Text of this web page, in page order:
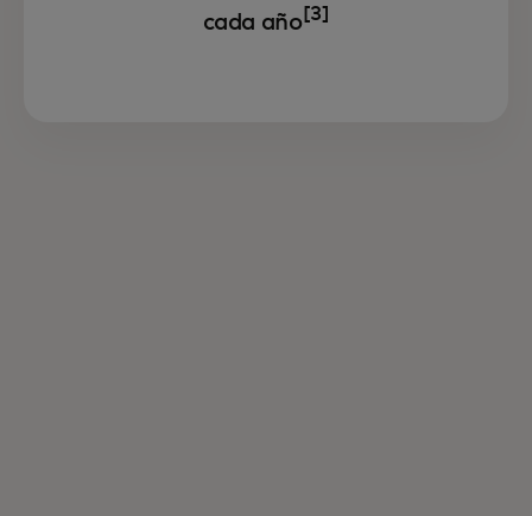
cada año [3]